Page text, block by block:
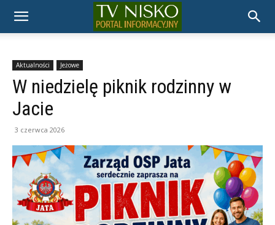
TELEWIZJA
NISKO
Aktualności Jeżowe
W niedzielę piknik rodzinny w
Jacie
3 czerwca 2026